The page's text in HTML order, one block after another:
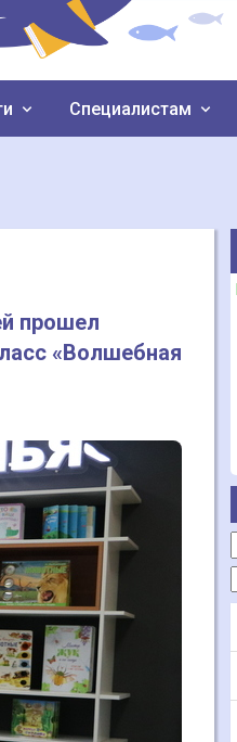
Специалистам
прошел
«Волшебная